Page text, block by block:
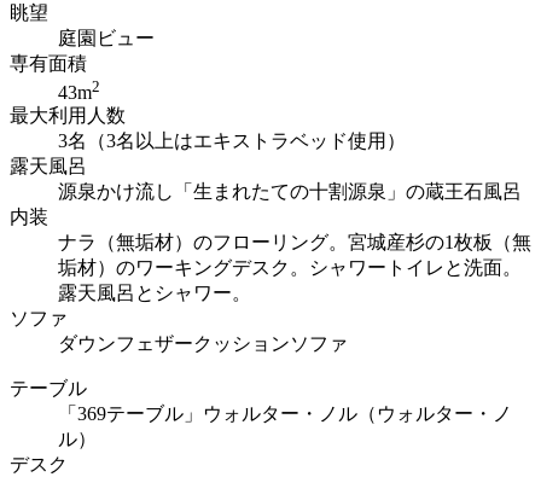
眺望
庭園ビュー
専有面積
43m2
最大利用人数
3名（3名以上はエキストラベッド使用）
露天風呂
源泉かけ流し「生まれたての十割源泉」の蔵王石風呂
内装
ナラ（無垢材）のフローリング。宮城産杉の1枚板（無
垢材）のワーキングデスク。シャワートイレと洗面。
露天風呂とシャワー。
ソファ
ダウンフェザークッションソファ
テーブル
「369テーブル」ウォルター・ノル（ウォルター・ノ
ル）
デスク